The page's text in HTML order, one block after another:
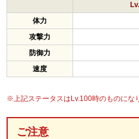
体力
攻撃力
防御力
速度
※上記ステータスはLv.100時のものにな
ご注意